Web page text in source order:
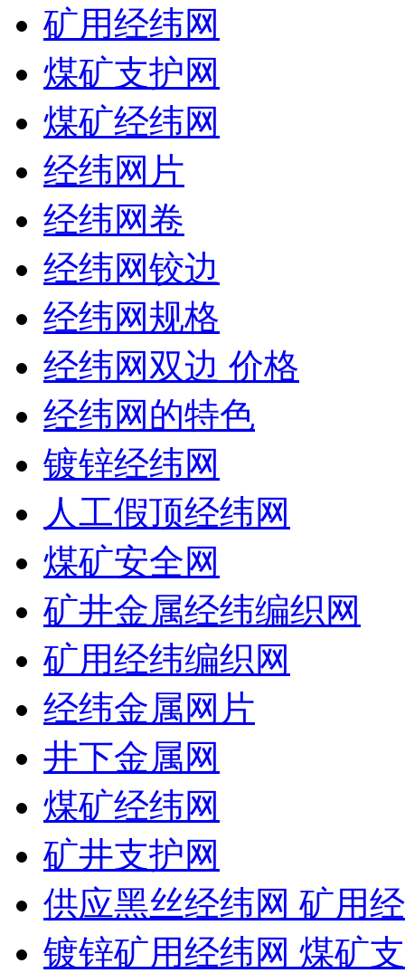
矿用经纬网
煤矿支护网
煤矿经纬网
经纬网片
经纬网卷
经纬网铰边
经纬网规格
经纬网双边 价格
经纬网的特色
镀锌经纬网
人工假顶经纬网
煤矿安全网
矿井金属经纬编织网
矿用经纬编织网
经纬金属网片
井下金属网
煤矿经纬网
矿井支护网
供应黑丝经纬网 矿用
镀锌矿用经纬网 煤矿